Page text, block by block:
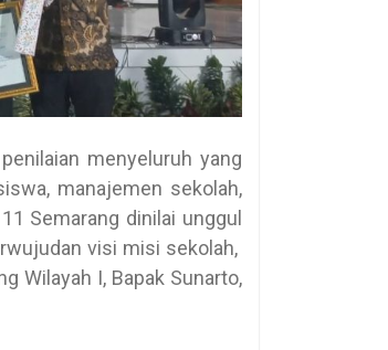
menyeluruh yang
manajemen sekolah,
Semarang dinilai unggul
visi misi sekolah,
Wilayah I, Bapak Sunarto,